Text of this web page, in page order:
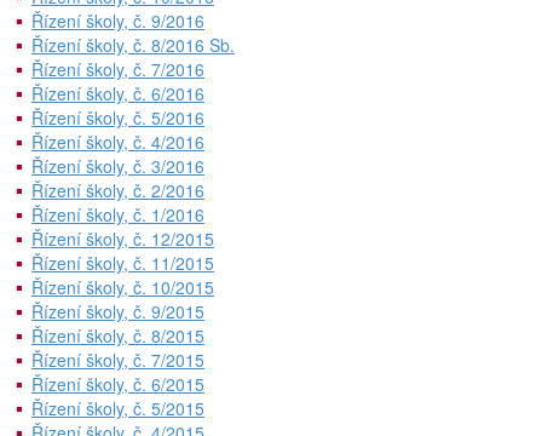
Řízení školy, č. 9/2016
Řízení školy, č. 8/2016 Sb.
Řízení školy, č. 7/2016
Řízení školy, č. 6/2016
Řízení školy, č. 5/2016
Řízení školy, č. 4/2016
Řízení školy, č. 3/2016
Řízení školy, č. 2/2016
Řízení školy, č. 1/2016
Řízení školy, č. 12/2015
Řízení školy, č. 11/2015
Řízení školy, č. 10/2015
Řízení školy, č. 9/2015
Řízení školy, č. 8/2015
Řízení školy, č. 7/2015
Řízení školy, č. 6/2015
Řízení školy, č. 5/2015